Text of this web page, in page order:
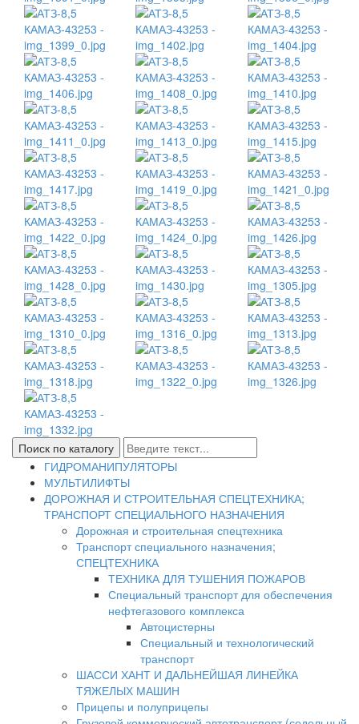
ГИДРОМАНИПУЛЯТОРЫ
МУЛЬТИЛИФТЫ
ДОРОЖНАЯ И СТРОИТЕЛЬНАЯ СПЕЦТЕХНИКА;
ТРАНСПОРТ СПЕЦИАЛЬНОГО НАЗНАЧЕНИЯ
Дорожная и строительная спецтехника
Транспорт специального назначения;
СПЕЦТЕХНИКА
ТЕХНИКА ДЛЯ ТУШЕНИЯ ПОЖАРОВ
Специальный транспорт для обеспечения
нефтегазового комплекса
Автоцистерны
Специальный и технологический
транспорт
ШАССИ ХАНТ И ДАЛЬНЕЙШАЯ ЛИНЕЙКА
ТЯЖЕЛЫХ МАШИН
Прицепы и полуприцепы